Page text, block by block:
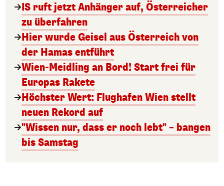
IS ruft jetzt Anhänger auf, Österreicher
zu überfahren
Hier wurde Geisel aus Österreich von
der Hamas entführt
Wien-Meidling an Bord! Start frei für
Europas Rakete
Höchster Wert: Flughafen Wien stellt
neuen Rekord auf
"Wissen nur, dass er noch lebt" – bangen
bis Samstag